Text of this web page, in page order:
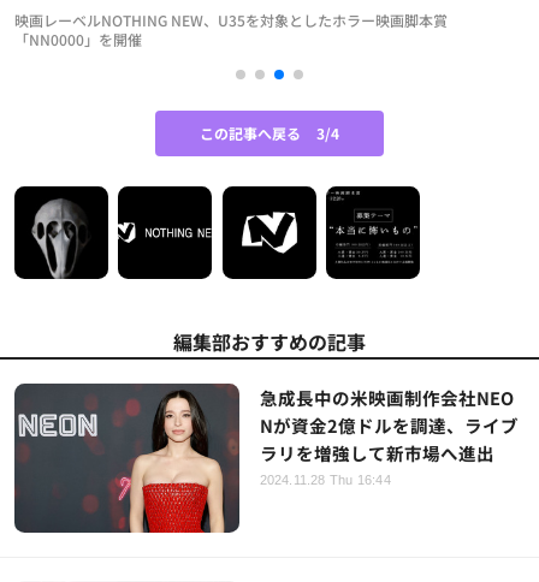
映画レーベルNOTHING NEW、U35を対象としたホラー映画脚本賞
「NN0000」を開催
この記事へ戻る 3/4
編集部おすすめの記事
急成長中の米映画制作会社NEO
Nが資金2億ドルを調達、ライブ
ラリを増強して新市場へ進出
2024.11.28 Thu 16:44